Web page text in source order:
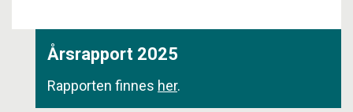
Årsrapport 2025
Rapporten finnes her.